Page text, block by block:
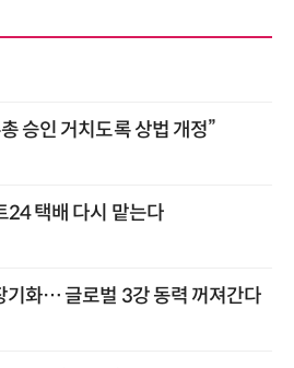
승인 거치도록 상법 개정”
24 택배 다시 맡는다
기화… 글로벌 3강 동력 꺼져간다